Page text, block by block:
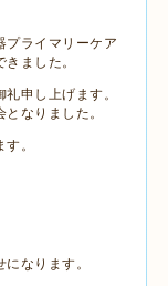
プライマリーケア
ました。
申し上げます。
なりました。
。
なります。